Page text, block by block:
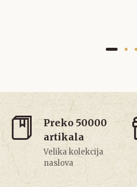
Preko 50000
artikala
Velika kolekcija
naslova